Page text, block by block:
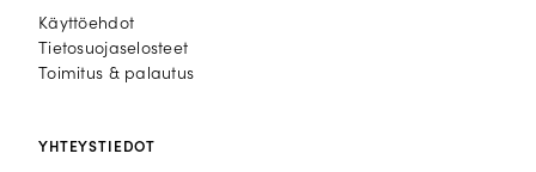
Käyttöehdot
Tietosuojaselosteet
Toimitus & palautus
YHTEYSTIEDOT